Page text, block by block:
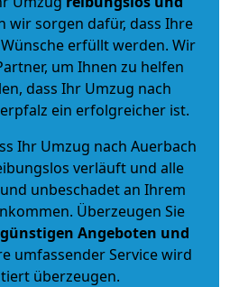
wir sorgen dafür, dass Ihre
erfüllt werden. Wir
um Ihnen zu helfen
dass Ihr Umzug nach
ein erfolgreicher ist.
Ihr Umzug nach Auerbach
verläuft und alle
unbeschadet an Ihrem
Überzeugen Sie
günstigen Angeboten und
umfassender Service wird
überzeugen.